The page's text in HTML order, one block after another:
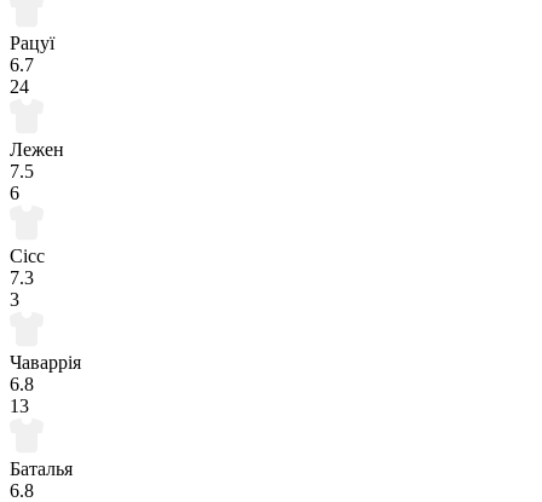
Рацуї
6.7
24
Лежен
7.5
6
Сісс
7.3
3
Чаваррія
6.8
13
Баталья
6.8